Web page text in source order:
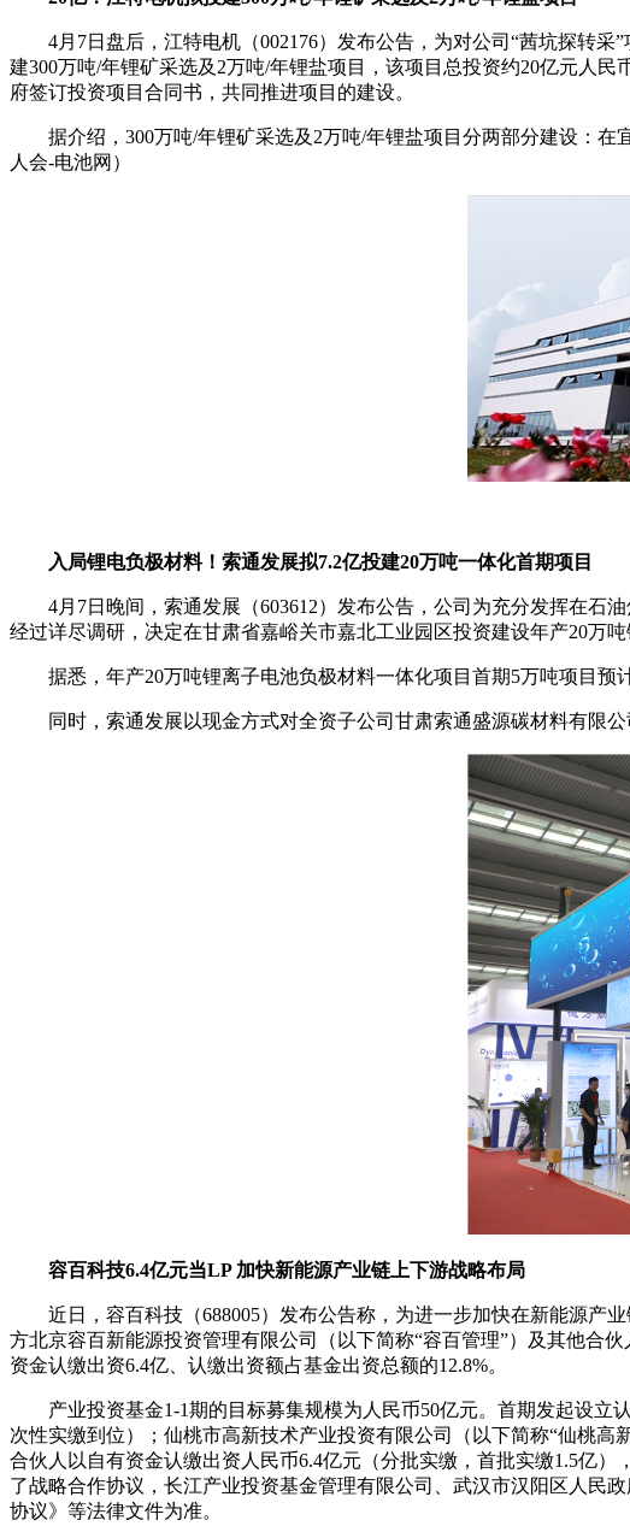
4月7日盘后，江特电机（002176）发布公告，为对公司“茜坑探转
建300万吨/年锂矿采选及2万吨/年锂盐项目，该项目总投资约20亿元人
府签订投资项目合同书，共同推进项目的建设。
据介绍，300万吨/年锂矿采选及2万吨/年锂盐项目分两部分建设：
人会-电池网）
入局锂电负极材料！索通发展拟7.2亿投建20万吨一体化首期项目
4月7日晚间，索通发展（603612）发布公告，公司为充分发挥在石
经过详尽调研，决定在甘肃省嘉峪关市嘉北工业园区投资建设年产20万
据悉，年产20万吨锂离子电池负极材料一体化项目首期5万吨项目预
同时，索通发展以现金方式对全资子公司甘肃索通盛源碳材料有限
容百科技6.4亿元当LP 加快新能源产业链上下游战略布局
近日，容百科技（688005）发布公告称，为进一步加快在新能源产
方北京容百新能源投资管理有限公司（以下简称“容百管理”）及其他合
资金认缴出资6.4亿、认缴出资额占基金出资总额的12.8%。
产业投资基金1-1期的目标募集规模为人民币50亿元。首期发起设立
次性实缴到位）；仙桃市高新技术产业投资有限公司（以下简称“仙桃
合伙人以自有资金认缴出资人民币6.4亿元（分批实缴，首批实缴1.5亿
了战略合作协议，长江产业投资基金管理有限公司、武汉市汉阳区人民
协议》等法律文件为准。